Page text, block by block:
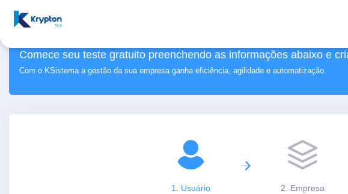
Comece seu teste gratuito preenchendo as informações abaixo e
Com o KSistema a gestão da sua empresa ganha eficiência, agilidade e automatização.
1. Usuário 2. Empresa